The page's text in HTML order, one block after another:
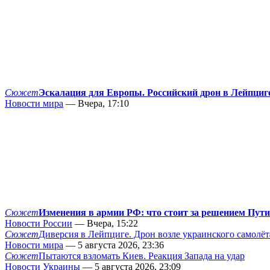
СюжетЭскалация для Европы. Российский дрон в
Новости мира — Вчера, 17:10
СюжетИзменения в армии РФ: что стоит за решением
Новости России — Вчера, 15:22
СюжетДиверсия в Лейпциге. Дрон возле украинского
Новости мира — 5 августа 2026, 23:36
СюжетПытаются взломать Киев. Реакция Запада на удар
Новости Украины — 5 августа 2026, 23:09